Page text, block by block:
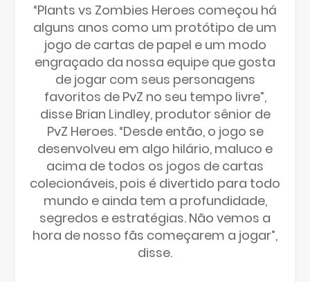
“Plants vs Zombies Heroes começou há
alguns anos como um protótipo de um
jogo de cartas de papel e um modo
engraçado da nossa equipe que gosta
de jogar com seus personagens
favoritos de PvZ no seu tempo livre”,
disse Brian Lindley, produtor sênior de
PvZ Heroes. “Desde então, o jogo se
desenvolveu em algo hilário, maluco e
acima de todos os jogos de cartas
colecionáveis, pois é divertido para todo
mundo e ainda tem a profundidade,
segredos e estratégias. Não vemos a
hora de nosso fãs começarem a jogar”,
disse.